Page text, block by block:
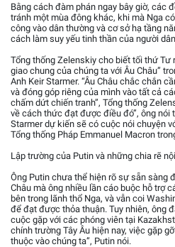
Bằng cách đàm phán ngay bây giờ, các
tránh một mùa đông khác, khi mà Nga
công vào dân thường và cơ sở hạ tầng
cách làm suy yếu tinh thần của người
Tổng thống Zelenskiy cho biết tối thứ Tư
giao chung của chúng ta với Âu Châu”
Anh Keir Starmer. “Âu Châu chắc chắn
và đóng góp riêng của mình vào tất cả
chấm dứt chiến tranh”, Tổng thống
về cách thức đạt được điều đó”, ông nói
Starmer dự kiến sẽ có cuộc nói chuyện
Tổng thống Pháp Emmanuel Macron
Lập trường của Putin và những chia rẽ
Ông Putin chưa thể hiện rõ sự sẵn sàng
Châu mà ông nhiều lần cáo buộc hỗ trợ
bên trong lãnh thổ Nga, và vẫn coi
để đạt được thỏa thuận. Tuy nhiên, ông
cuộc gặp với các phóng viên tại
chính trường Tây Âu hiện nay, việc gặp
thuộc vào chúng ta”, Putin nói.